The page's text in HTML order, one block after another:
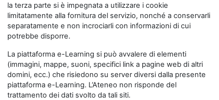
la terza parte si è impegnata a utilizzare i cookie
limitatamente alla fornitura del servizio, nonché a conservarli
separatamente e non incrociarli con informazioni di cui
potrebbe disporre.
La piattaforma e-Learning si può avvalere di elementi
(immagini, mappe, suoni, specifici link a pagine web di altri
domini, ecc.) che risiedono su server diversi dalla presente
piattaforma e-Learning. L’Ateneo non risponde del
trattamento dei dati svolto da tali siti.